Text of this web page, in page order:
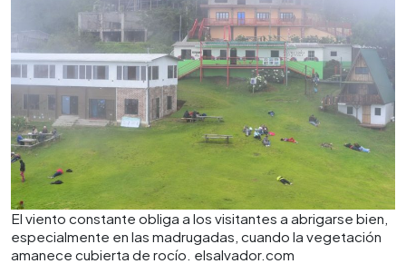
El viento constante obliga a los visitantes a abrigarse bien,
especialmente en las madrugadas, cuando la vegetación
amanece cubierta de rocío. elsalvador.com